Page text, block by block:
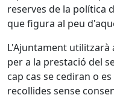
reserves de la política
que figura al peu
L'Ajuntament utilitzarà
per a la prestació del
cap cas se cediran o
recollides sense